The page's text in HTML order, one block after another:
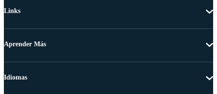
Links
Aprender Más
Idiomas